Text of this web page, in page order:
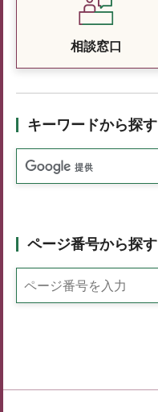
相談窓口
キーワードから探す
ページ番号から探す